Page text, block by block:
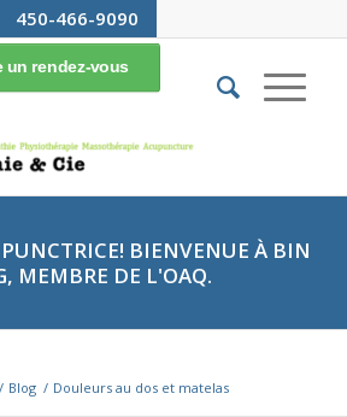
450-466-9090
BIENVENUE À BIN
MEMBRE DE L'OAQ.
/ Blog / Douleurs au dos et matelas